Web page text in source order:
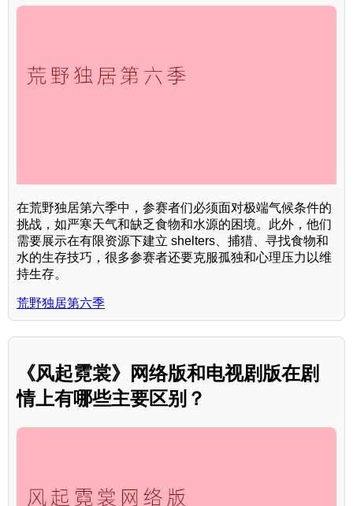
在荒野独居第六季中，参赛者们必须面对极端气候条件的
挑战，如严寒天气和缺乏食物和水源的困境。此外，他们
需要展示在有限资源下建立 shelters、捕猎、寻找食物和
水的生存技巧，很多参赛者还要克服孤独和心理压力以维
持生存。
荒野独居第六季
《风起霓裳》网络版和电视剧版在剧
情上有哪些主要区别？